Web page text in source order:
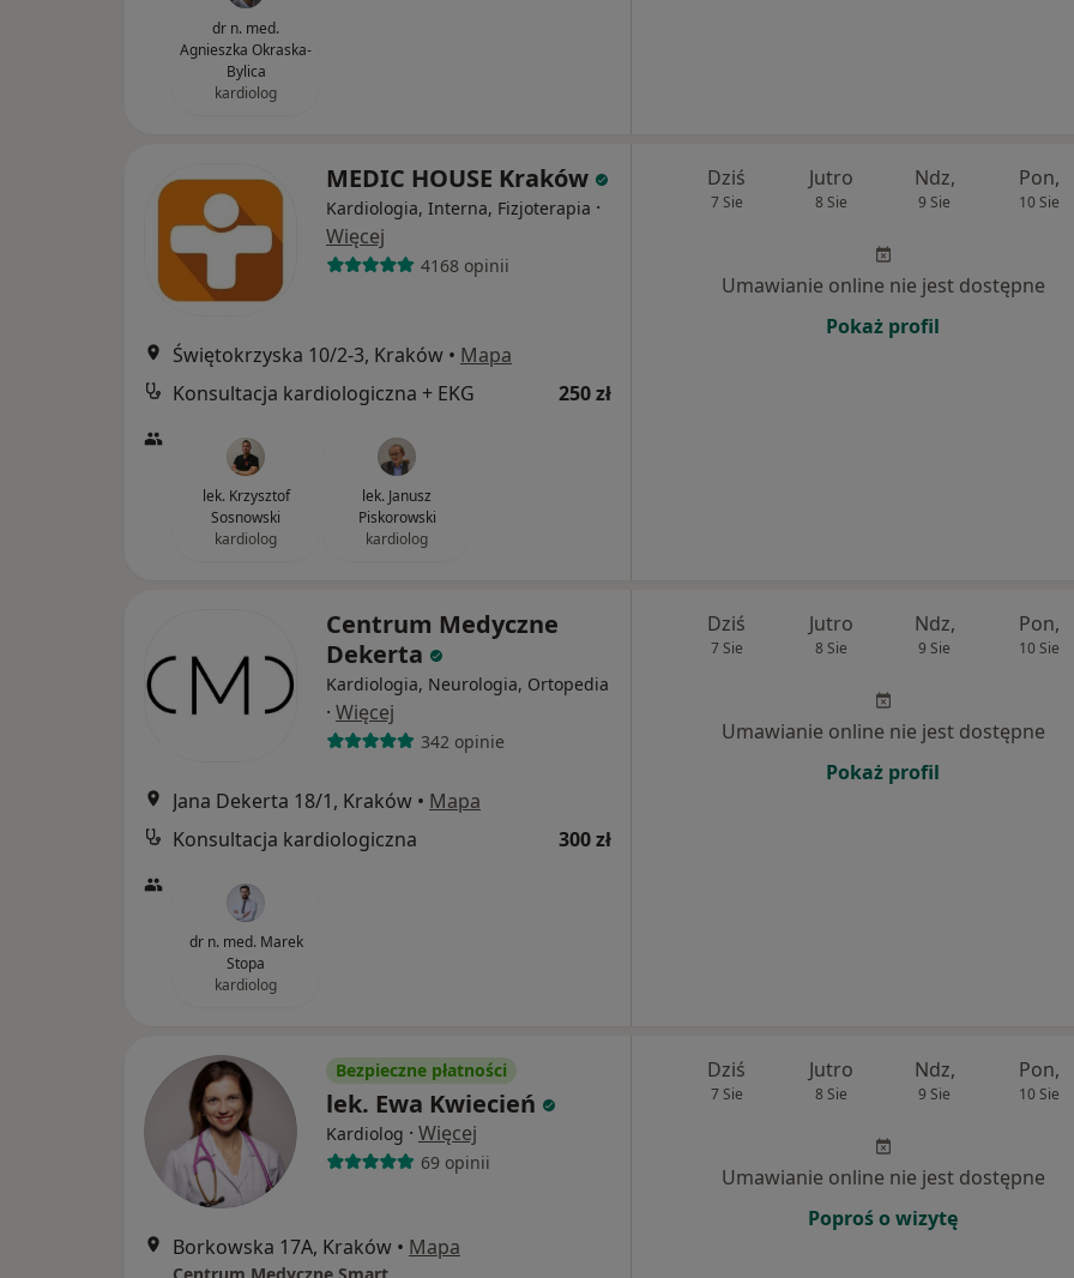
dr n. med.
Agnieszka Okraska-
Bylica
kardiolog
MEDIC HOUSE Kraków
Kardiologia, Interna, Fizjoterapia ·
Więcej
4168 opinii
Świętokrzyska 10/2-3, Kraków • Mapa
Konsultacja kardiologiczna + EKG
250 zł
lek. Krzysztof
Sosnowski
kardiolog
lek. Janusz
Piskorowski
kardiolog
Dziś
7 Sie
Jutro
8 Sie
Ndz,
9 Sie
Pon,
10 Sie
Umawianie online nie jest dostępne
Pokaż profil
Centrum Medyczne
Dekerta
Kardiologia, Neurologia, Ortopedia
· Więcej
342 opinie
Jana Dekerta 18/1, Kraków • Mapa
Konsultacja kardiologiczna
300 zł
dr n. med. Marek
Stopa
kardiolog
Dziś
7 Sie
Jutro
8 Sie
Ndz,
9 Sie
Pon,
10 Sie
Umawianie online nie jest dostępne
Pokaż profil
Bezpieczne płatności
lek. Ewa Kwiecień
Kardiolog · Więcej
69 opinii
Borkowska 17A, Kraków • Mapa
Dziś
7 Sie
Jutro
8 Sie
Ndz,
9 Sie
Pon,
10 Sie
Umawianie online nie jest dostępne
Poproś o wizytę